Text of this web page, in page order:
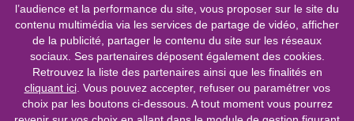
l’audience et la performance du site, vous proposer sur le site du
contenu multimédia via les services de partage de vidéo, afficher
de la publicité, partager le contenu du site sur les réseaux
sociaux. Ses partenaires déposent également des cookies.
Retrouvez la liste des partenaires ainsi que les finalités en
cliquant ici. Vous pouvez accepter, refuser ou paramétrer vos
choix par les boutons ci-dessous. A tout moment vous pourrez
Linkedin
Facebook
0 800 11 10 09
Service &